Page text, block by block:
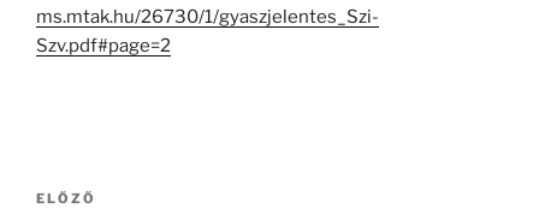
ms.mtak.hu/26730/1/gyaszjelentes_Szi-
Szv.pdf#page=2
Bejegyzés
Korábbi
ELŐZŐ